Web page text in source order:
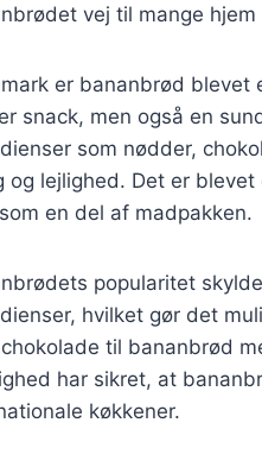
vej til mange
er bananbrød
snack, men også en
som nødder,
og lejlighed. Det er
en del af madpakken.
popularitet
hvilket gør det
til bananbrød
har sikret, at
køkkener.